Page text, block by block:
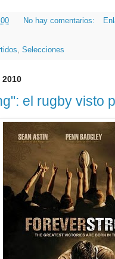
No hay comentarios:
, Selecciones
el rugby visto